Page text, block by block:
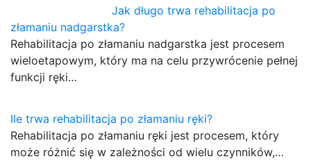
Jak długo trwa rehabilitacja po
złamaniu nadgarstka?
Rehabilitacja po złamaniu nadgarstka jest procesem
wieloetapowym, który ma na celu przywrócenie pełnej
funkcji ręki…
Ile trwa rehabilitacja po złamaniu ręki?
Rehabilitacja po złamaniu ręki jest procesem, który
może różnić się w zależności od wielu czynników,…